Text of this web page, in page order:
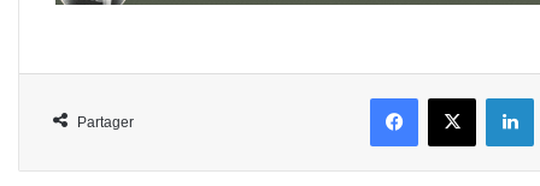
Partager
FacebookX